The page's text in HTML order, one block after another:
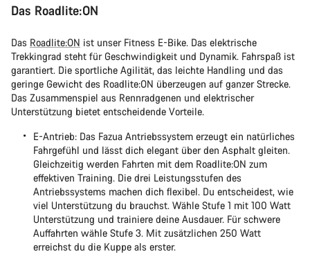
Das Roadlite:ON
Das Roadlite:ON ist unser Fitness E-Bike. Das elektrische
Trekkingrad steht für Geschwindigkeit und Dynamik. Fahrspaß ist
garantiert. Die sportliche Agilität, das leichte Handling und das
geringe Gewicht des Roadlite:ON überzeugen auf ganzer Strecke.
Das Zusammenspiel aus Rennradgenen und elektrischer
Unterstützung bietet entscheidende Vorteile.
E-Antrieb: Das Fazua Antriebssystem erzeugt ein natürliches
Fahrgefühl und lässt dich elegant über den Asphalt gleiten.
Gleichzeitig werden Fahrten mit dem Roadlite:ON zum
effektiven Training. Die drei Leistungsstufen des
Antriebssystems machen dich flexibel. Du entscheidest, wie
viel Unterstützung du brauchst. Wähle Stufe 1 mit 100 Watt
Unterstützung und trainiere deine Ausdauer. Für schwere
Auffahrten wähle Stufe 3. Mit zusätzlichen 250 Watt
erreichst du die Kuppe als erster.